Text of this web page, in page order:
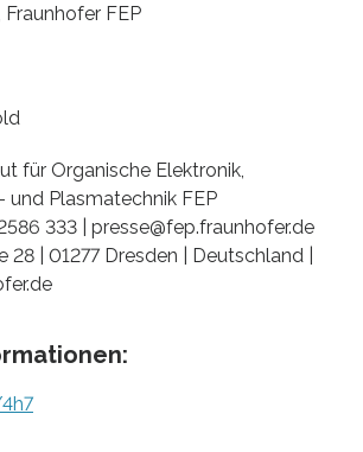
FEP
für Organische Elektronik,
und Plasmatechnik FEP
333 | presse@fep.fraunhofer.de
| 01277 Dresden | Deutschland |